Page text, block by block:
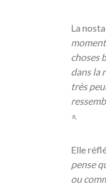
La
choses b
dans la
très
».
Elle
pense
ou